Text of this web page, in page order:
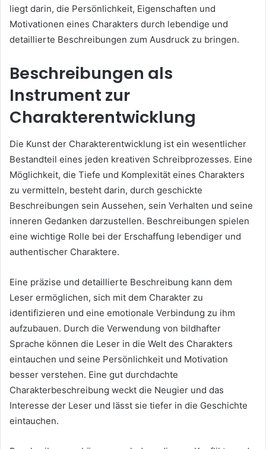
liegt darin, die Persönlichkeit, Eigenschaften und
Motivationen eines Charakters durch lebendige und
detaillierte Beschreibungen zum Ausdruck zu bringen.
Beschreibungen als
Instrument zur
Charakterentwicklung
Die Kunst der Charakterentwicklung ist ein wesentlicher
Bestandteil eines jeden kreativen Schreibprozesses. Eine
Möglichkeit, die Tiefe und Komplexität eines Charakters
zu vermitteln, besteht darin, durch geschickte
Beschreibungen sein Aussehen, sein Verhalten und seine
inneren Gedanken darzustellen. Beschreibungen spielen
eine wichtige Rolle bei der Erschaffung lebendiger und
authentischer Charaktere.
Eine präzise und detaillierte Beschreibung kann dem
Leser ermöglichen, sich mit dem Charakter zu
identifizieren und eine emotionale Verbindung zu ihm
aufzubauen. Durch die Verwendung von bildhafter
Sprache können die Leser in die Welt des Charakters
eintauchen und seine Persönlichkeit und Motivation
besser verstehen. Eine gut durchdachte
Charakterbeschreibung weckt die Neugier und das
Interesse der Leser und lässt sie tiefer in die Geschichte
eintauchen.